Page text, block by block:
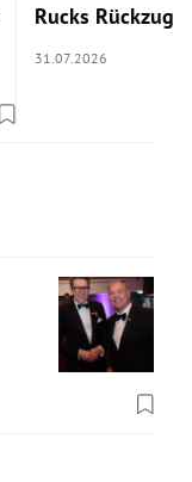
Rucks Rückzug
31.07.2026